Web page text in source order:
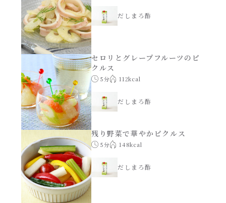
ひなまつり
こどもの日
ハロウィン
運動会
年末年始
その他
ハコネーゼ アラビアータ
ハコネーゼ クリーミーボロネーゼ
だしまろ酢
セロリとグレープフルーツのピ
クルス
5分 112kcal
だしまろ酢
残り野菜で華やかピクルス
5分 148kcal
だしまろ酢